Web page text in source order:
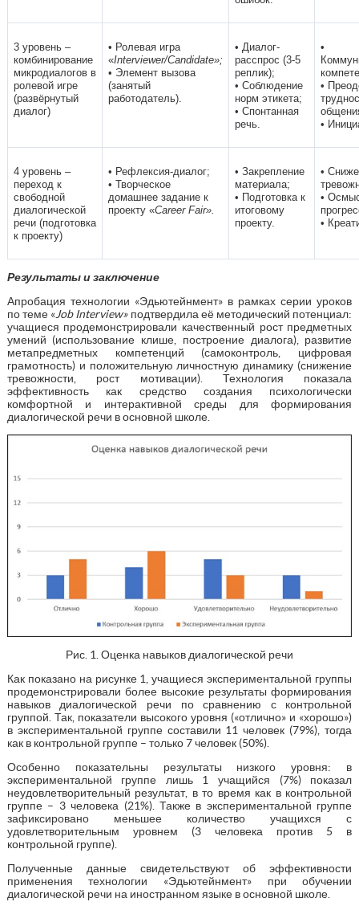
3 уровень –
комбинирование
микродиалогов в
ролевой игре
(развёрнутый
диалог)
• Ролевая игра
«Interviewer/Candidate»;
• Элемент вызова
(занятый
работодатель).
• Диалог-
расспрос (3-5
реплик);
• Соблюдение
норм этикета;
• Спонтанная
речь.
•
•
•
4 уровень –
переход к
свободной
диалогической
речи (подготовка
к проекту)
• Рефлексия-диалог;
• Творческое
домашнее задание к
проекту «Career Fair».
• Закрепление
материала;
• Подготовка к
итоговому
проекту.
•
•
•
Результаты и заключение
Апробация технологии «Эдьютейнмент» в рамках серии уроков
по теме «Job Interview»подтвердила её методический потенциал:
учащиеся продемонстрировали качественный рост предметных
умений (использование клише, построение диалога), развитие
метапредметных компетенций (самоконтроль, цифровая
грамотность) и положительную личностную динамику (снижение
тревожности, рост мотивации). Технология показала
эффективность как средство создания психологически
комфортной и интерактивной среды для формирования
диалогической речи в основной школе.
Рис. 1. Оценка навыков диалогической речи
Как показано на рисунке 1, учащиеся экспериментальной группы
продемонстрировали более высокие результаты формирования
навыков диалогической речи по сравнению с контрольной
группой. Так, показатели высокого уровня («отлично» и «хорошо»)
в экспериментальной группе составили 11 человек (79%), тогда
как в контрольной группе – только 7 человек (50%).
Особенно показательны результаты низкого уровня: в
экспериментальной группе лишь 1 учащийся (7%) показал
неудовлетворительный результат, в то время как в контрольной
группе – 3 человека (21%). Также в экспериментальной группе
зафиксировано меньшее количество учащихся с
удовлетворительным уровнем (3 человека против 5 в
контрольной группе).
Полученные данные свидетельствуют об эффективности
применения технологии «Эдьютейнмент» при обучении
диалогической речи на иностранном языке в основной школе.